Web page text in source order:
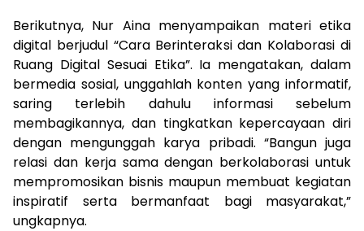
Berikutnya, Nur Aina menyampaikan materi etika
digital berjudul “Cara Berinteraksi dan Kolaborasi di
Ruang Digital Sesuai Etika”. Ia mengatakan, dalam
bermedia sosial, unggahlah konten yang informatif,
saring terlebih dahulu informasi sebelum
membagikannya, dan tingkatkan kepercayaan diri
dengan mengunggah karya pribadi. “Bangun juga
relasi dan kerja sama dengan berkolaborasi untuk
mempromosikan bisnis maupun membuat kegiatan
inspiratif serta bermanfaat bagi masyarakat,”
ungkapnya.